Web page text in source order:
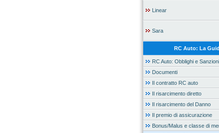
Linear
Sara
RC Auto: La
RC Auto: Obblighi e Sanzioni
Documenti
Il contratto RC auto
Il risarcimento diretto
Il risarcimento del Danno
Il premio di assicurazione
Bonus/Malus e classe di